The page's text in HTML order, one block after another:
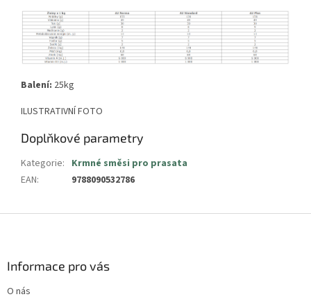
Balení: 25kg
ILUSTRATIVNÍ FOTO
Doplňkové parametry
Kategorie: Krmné směsi pro prasata
EAN: 9788090532786
Informace pro vás
O nás